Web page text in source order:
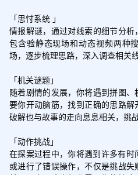
「思忖系统 」
情报解谜，通过对线索的细节分
包含验静态现场和动态视频两种
场，逐步梳理思路，深入调查相关
「机关谜题」
随着剧情的发展，你将遇到拼图
要你开动脑筋，找到正确的思路
破解也与故事的走向息息相关，挑
「动作挑战」
在探案过程中，你将遇到许多有
或进行了错误操作，不仅是挑战失